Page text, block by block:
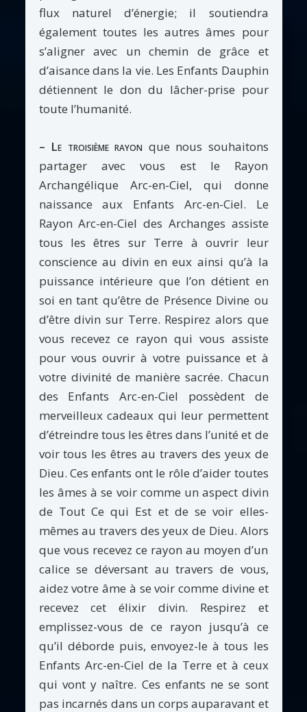
flux naturel d’énergie; il soutiendra
également toutes les autres âmes pour
s’aligner avec un chemin de grâce et
d’aisance dans la vie. Les Enfants Dauphin
détiennent le don du lâcher-prise pour
toute l’humanité.
– Le troisième rayon que nous souhaitons
partager avec vous est le Rayon
Archangélique Arc-en-Ciel, qui donne
naissance aux Enfants Arc-en-Ciel. Le
Rayon Arc-en-Ciel des Archanges assiste
tous les êtres sur Terre à ouvrir leur
conscience au divin en eux ainsi qu’à la
puissance intérieure que l’on détient en
soi en tant qu’être de Présence Divine ou
d’être divin sur Terre. Respirez alors que
vous recevez ce rayon qui vous assiste
pour vous ouvrir à votre puissance et à
votre divinité de manière sacrée. Chacun
des Enfants Arc-en-Ciel possèdent de
merveilleux cadeaux qui leur permettent
d’étreindre tous les êtres dans l’unité et de
voir tous les êtres au travers des yeux de
Dieu. Ces enfants ont le rôle d’aider toutes
les âmes à se voir comme un aspect divin
de Tout Ce qui Est et de se voir elles-
mêmes au travers des yeux de Dieu. Alors
que vous recevez ce rayon au moyen d’un
calice se déversant au travers de vous,
aidez votre âme à se voir comme divine et
recevez cet élixir divin. Respirez et
emplissez-vous de ce rayon jusqu’à ce
qu’il déborde puis, envoyez-le à tous les
Enfants Arc-en-Ciel de la Terre et à ceux
qui vont y naître. Ces enfants ne se sont
pas incarnés dans un corps auparavant et